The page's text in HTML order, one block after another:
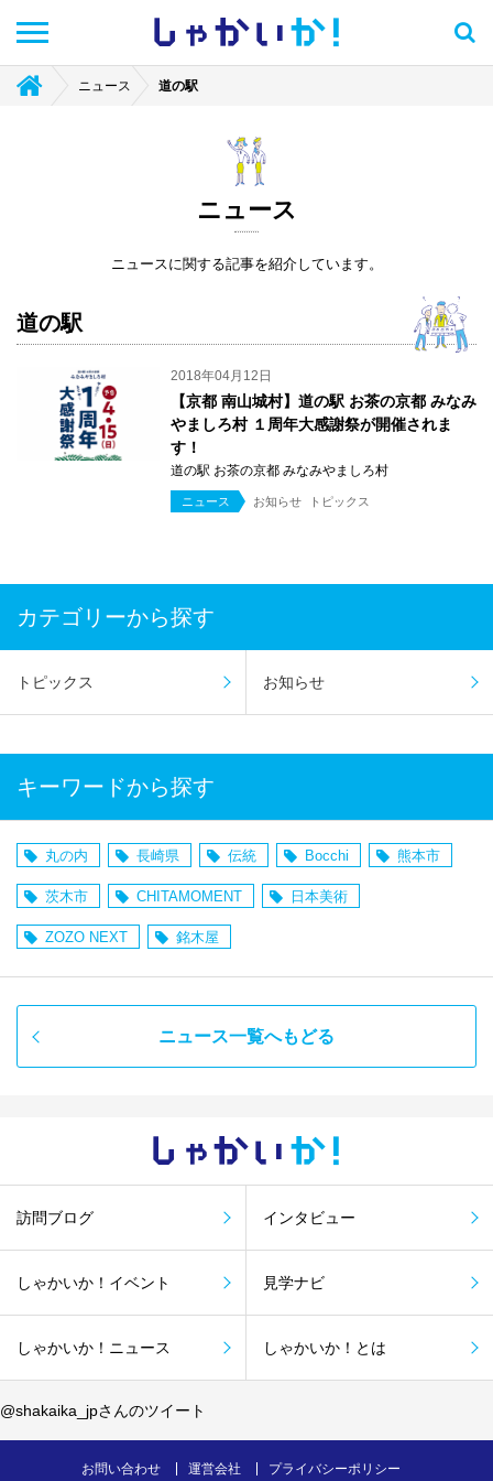
しゃかい か！
ニュース 道の駅
ニュース
ニュースに関する記事を紹介しています。
道の駅
2018年04月12日
【京都 南山城村】道の駅 お茶の京都 みなみ
やましろ村 １周年大感謝祭が開催されま
す！
道の駅 お茶の京都 みなみやましろ村
ニュース お知らせ トピックス
カテゴリーから探す
トピックス お知らせ
キーワードから探す
丸の内 長崎県 伝統 Bocchi 熊本市
茨木市 CHITAMOMENT 日本美術
ZOZO NEXT 銘木屋
ニュース一覧へもどる
しゃかい か！
訪問ブログ インタビュー
しゃかいか！イベント 見学ナビ
しゃかいか！ニュース しゃかいか！とは
@shakaika_jpさんのツイート
お問い合わせ 運営会社 プライバシーポリシー